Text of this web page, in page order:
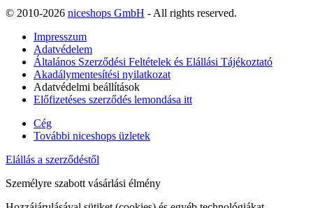
© 2010-2026 niceshops GmbH - All rights reserved.
Impresszum
Adatvédelem
Általános Szerződési Feltételek és Elállási Tájékoztató
Akadálymentesítési nyilatkozat
Adatvédelmi beállítások
Előfizetéses szerződés lemondása itt
Cég
További niceshops üzletek
Elállás a szerződéstől
Személyre szabott vásárlási élmény